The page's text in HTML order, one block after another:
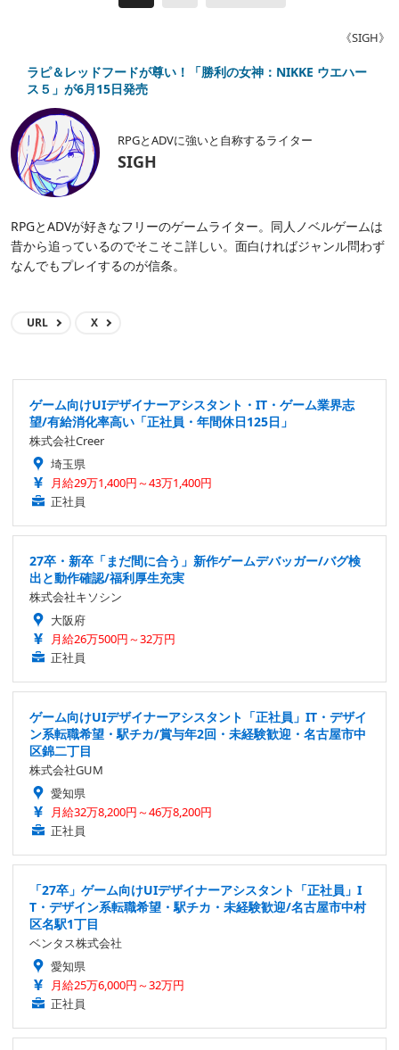
《SIGH》
ラピ＆レッドフードが尊い！「勝利の女神：NIKKE ウエハー
ス５」が6月15日発売
RPGとADVに強いと自称するライター
SIGH
RPGとADVが好きなフリーのゲームライター。同人ノベルゲームは
昔から追っているのでそこそこ詳しい。面白ければジャンル問わず
なんでもプレイするのが信条。
URL X
ゲーム向けUIデザイナーアシスタント・IT・ゲーム業界志
望/有給消化率高い「正社員・年間休日125日」
株式会社Creer
埼玉県
月給29万1,400円～43万1,400円
正社員
27卒・新卒「まだ間に合う」新作ゲームデバッガー/バグ検
出と動作確認/福利厚生充実
株式会社キソシン
大阪府
月給26万500円～32万円
正社員
ゲーム向けUIデザイナーアシスタント「正社員」IT・デザイ
ン系転職希望・駅チカ/賞与年2回・未経験歓迎・名古屋市中
区錦二丁目
株式会社GUM
愛知県
月給32万8,200円～46万8,200円
正社員
「27卒」ゲーム向けUIデザイナーアシスタント「正社員」I
T・デザイン系転職希望・駅チカ・未経験歓迎/名古屋市中村
区名駅1丁目
ベンタス株式会社
愛知県
月給25万6,000円～32万円
正社員